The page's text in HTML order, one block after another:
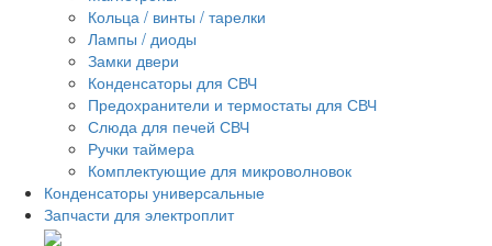
Кольца / винты / тарелки
Лампы / диоды
Замки двери
Конденсаторы для СВЧ
Предохранители и термостаты для СВЧ
Слюда для печей СВЧ
Ручки таймера
Комплектующие для микроволновок
Конденсаторы универсальные
Запчасти для электроплит